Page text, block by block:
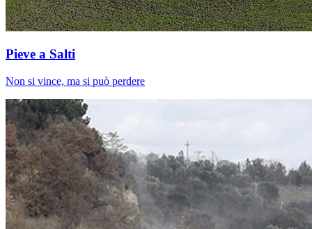
Pieve a Salti
Non si vince, ma si può perdere